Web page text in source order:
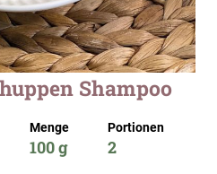
Shampoo
Menge
100 g
Portionen
2